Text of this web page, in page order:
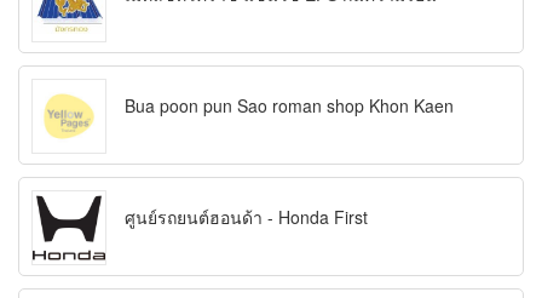
Bua poon pun Sao roman shop Khon Kaen
ศูนย์รถยนต์ฮอนด้า - Honda First